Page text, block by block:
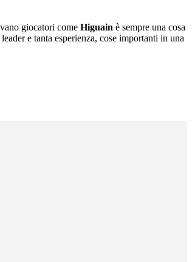
giocatori come Higuain è sempre una cosa
e tanta esperienza, cose importanti in una